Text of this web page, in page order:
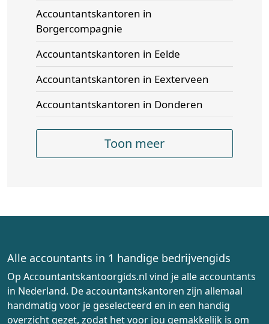
Accountantskantoren in
Borgercompagnie
Accountantskantoren in Eelde
Accountantskantoren in Eexterveen
Accountantskantoren in Donderen
Toon meer
Alle accountants in 1 handige bedrijvengids
Op Accountantskantoorgids.nl vind je alle accountants
in Nederland. De accountantskantoren zijn allemaal
handmatig voor je geselecteerd en in een handig
overzicht gezet, zodat het voor jou gemakkelijk is om